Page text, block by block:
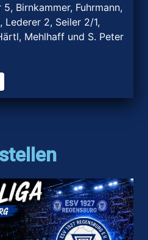
Birnkammer, Fuhrmann,
Lederer 2, Seiler 2/1,
Mehlhaff und S. Peter